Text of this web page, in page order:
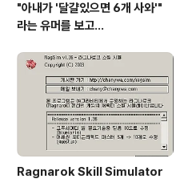
"아내가 '달걀있으면 6개 사와'"
라는 유머를 보고...
Ragnarok Skill Simulator